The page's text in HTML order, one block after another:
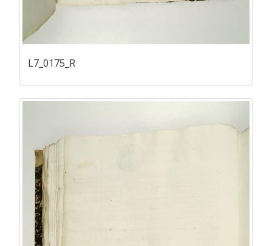
L7_0175_R